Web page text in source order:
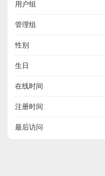
用户组
管理组
性别
生日
在线时间
注册时间
最后访问